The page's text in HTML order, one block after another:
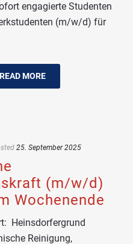
engagierte Studenten
(m/w/d) für
READ MORE
25. September 2025
(m/w/d)
Wochenende
Heinsdorfergrund
Reinigung,